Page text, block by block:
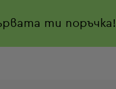
ти поръчка!